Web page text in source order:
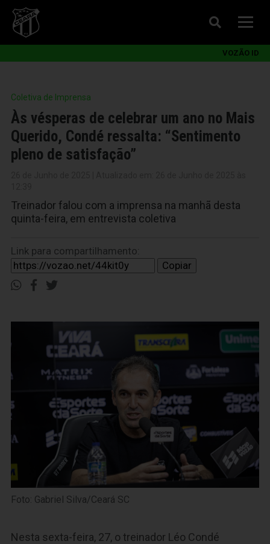
VOZÃO ID
Coletiva de Imprensa
Às vésperas de celebrar um ano no Mais
Querido, Condé ressalta: “Sentimento
pleno de satisfação”
Treinador falou com a imprensa na manhã desta
quinta-feira, em entrevista coletiva
Link para compartilhamento:
Copiar
Foto: Gabriel Silva/Ceará SC
Nesta sexta-feira, 27, o treinador Léo Condé